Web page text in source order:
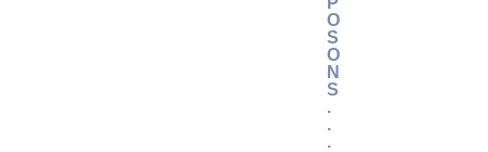
O
S
O
N
S
.
.
.